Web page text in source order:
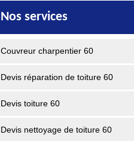
Nos services
Couvreur charpentier 60
Devis réparation de toiture 60
Devis toiture 60
Devis nettoyage de toiture 60